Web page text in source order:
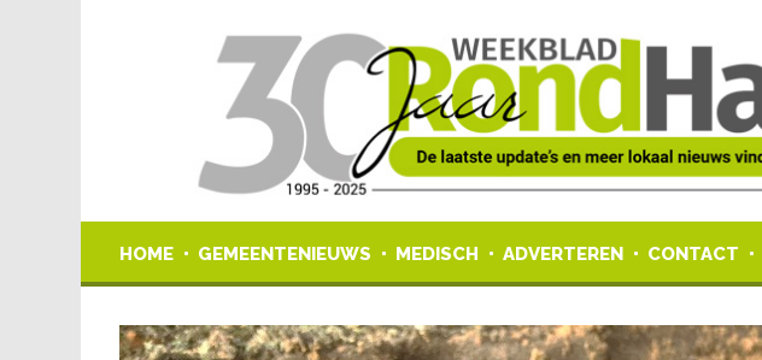
HOME GEMEENTENIEUWS MEDISCH ADVERTEREN CONTACT